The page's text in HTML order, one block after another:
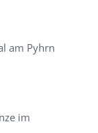
am Pyhrn
im